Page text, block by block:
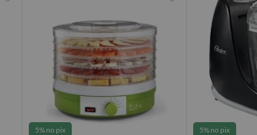
5% no pix 5% no pix